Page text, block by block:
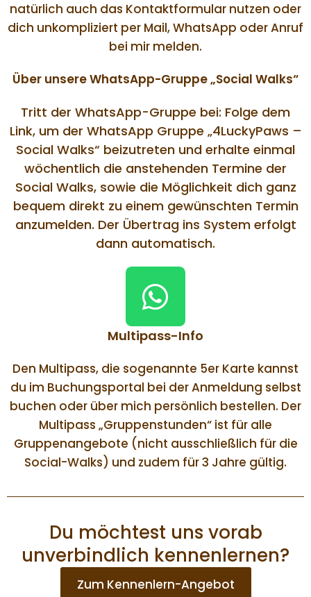
natürlich auch das Kontaktformular nutzen oder
dich unkompliziert per Mail, WhatsApp oder Anruf
bei mir melden.
Über unsere WhatsApp-Gruppe „Social Walks“
Tritt der WhatsApp-Gruppe bei: Folge dem
Link, um der WhatsApp Gruppe „4LuckyPaws –
Social Walks“ beizutreten und erhalte einmal
wöchentlich die anstehenden Termine der
Social Walks, sowie die Möglichkeit dich ganz
bequem direkt zu einem gewünschten Termin
anzumelden. Der Übertrag ins System erfolgt
dann automatisch.
Multipass-Info
Den Multipass, die sogenannte 5er Karte kannst
du im Buchungsportal bei der Anmeldung selbst
buchen oder über mich persönlich bestellen. Der
Multipass „Gruppenstunden“ ist für alle
Gruppenangebote (nicht ausschließlich für die
Social-Walks) und zudem für 3 Jahre gültig.
Du möchtest uns vorab
unverbindlich kennenlernen?
Zum Kennenlern-Angebot